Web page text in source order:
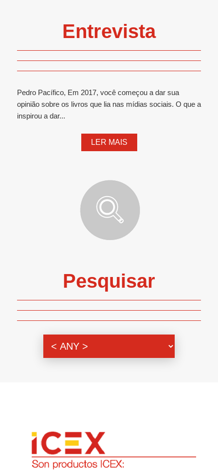
Entrevista
Pedro Pacífico, Em 2017, você começou a dar sua
opinião sobre os livros que lia nas mídias sociais. O que a
inspirou a dar...
LER MAIS
Pesquisar